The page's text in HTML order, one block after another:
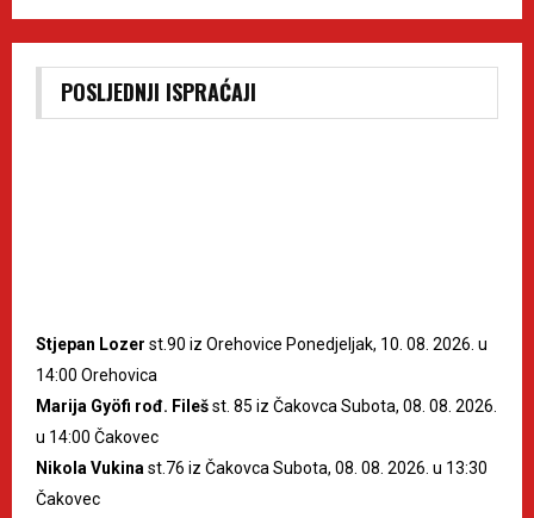
POSLJEDNJI ISPRAĆAJI
Stjepan Lozer st.90 iz Orehovice Ponedjeljak, 10. 08. 2026. u
14:00 Orehovica
Marija Gyöfi rođ. Filešst. 85 iz Čakovca Subota, 08. 08. 2026.
u 14:00 Čakovec
Nikola Vukina st.76 iz Čakovca Subota, 08. 08. 2026. u 13:30
Čakovec